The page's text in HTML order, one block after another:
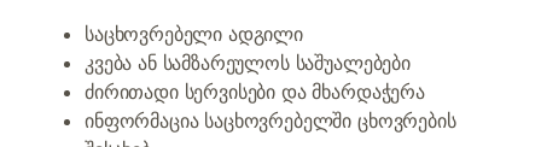
საცხოვრებელი ადგილი
კვება ან სამზარეულოს საშუალებები
ძირითადი სერვისები და მხარდაჭერა
ინფორმაცია საცხოვრებელში ცხოვრების